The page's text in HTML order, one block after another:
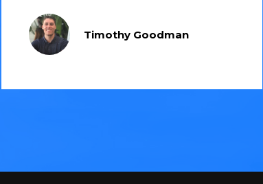
Timothy Goodman